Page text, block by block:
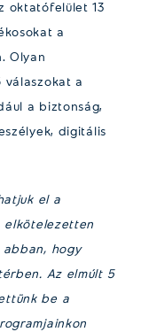
oktatófelület 13
a
Olyan
válaszokat a
a biztonság,
digitális
el a
elkötelezetten
hogy
Az elmúlt 5
be a